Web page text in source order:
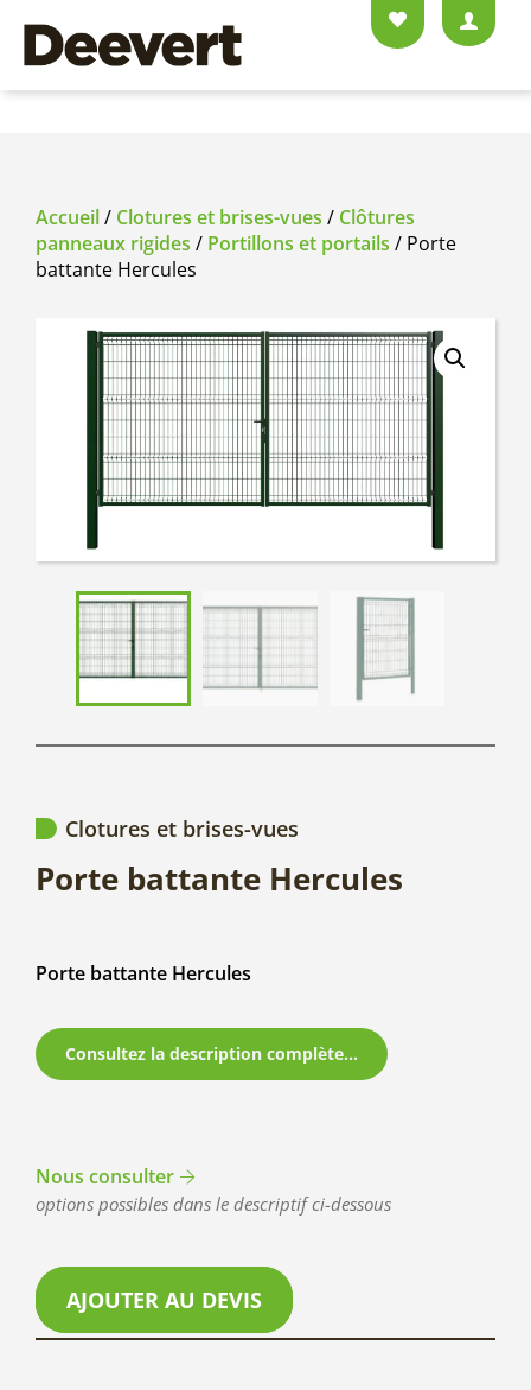
Accueil/ Clotures et brises-vues / Clôtures
panneaux rigides / Portillons et portails / Porte
battante Hercules
Clotures et brises-vues
Porte battante Hercules
Porte battante Hercules
Consultez la description complète...
Nous consulter
options possibles dans le descriptif ci-dessous
AJOUTER AU DEVIS